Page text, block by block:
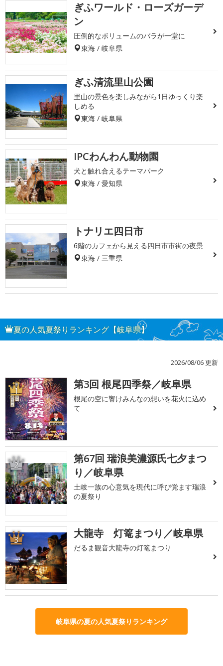
ぎふワールド・ローズガーデ
ン
圧倒的なボリュームのバラが一堂に
東海 / 岐阜県
ぎふ清流里山公園
里山の景色を楽しみながら1日ゆっくり楽
しめる
東海 / 岐阜県
IPCわんわん動物園
犬と触れ合えるテーマパーク
東海 / 愛知県
トナリエ四日市
6階のカフェから見える四日市市街の夜景
東海 / 三重県
夏の人気夏祭りランキング【岐阜県】
2026/08/06 更新
1 第3回 根尾四季祭／岐阜県
根尾の空に響けみんなの想いを花火に込め
て
2
第67回 瑞浪美濃源氏七夕まつ
り／岐阜県
土岐一族の心意気を現代に呼び覚ます瑞浪
の夏祭り
3 大龍寺 灯篭まつり／岐阜県
だるま観音大龍寺の灯篭まつり
岐阜県の夏の人気夏祭りランキング